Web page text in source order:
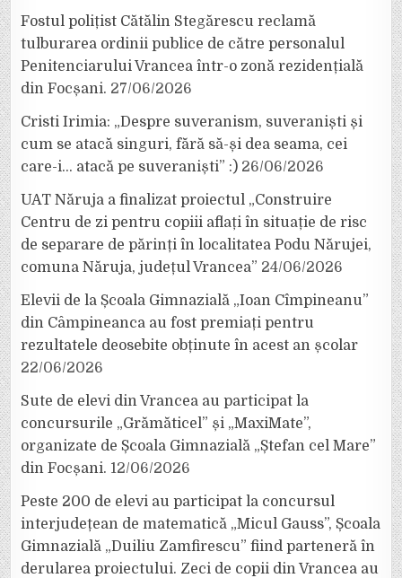
Fostul polițist Cătălin Stegărescu reclamă
tulburarea ordinii publice de către personalul
Penitenciarului Vrancea într-o zonă rezidențială
din Focșani. 27/06/2026
Cristi Irimia: „Despre suveranism, suveraniști și
cum se atacă singuri, fără să-și dea seama, cei
care-i… atacă pe suveraniști” :) 26/06/2026
UAT Năruja a finalizat proiectul „Construire
Centru de zi pentru copiii aflați în situație de risc
de separare de părinți în localitatea Podu Nărujei,
comuna Năruja, județul Vrancea” 24/06/2026
Elevii de la Școala Gimnazială „Ioan Cîmpineanu”
din Câmpineanca au fost premiați pentru
rezultatele deosebite obținute în acest an școlar
22/06/2026
Sute de elevi din Vrancea au participat la
concursurile „Grămăticel” și „MaxiMate”,
organizate de Școala Gimnazială „Ștefan cel Mare”
din Focșani. 12/06/2026
Peste 200 de elevi au participat la concursul
interjudețean de matematică „Micul Gauss”, Școala
Gimnazială „Duiliu Zamfirescu” fiind parteneră în
derularea proiectului. Zeci de copii din Vrancea au